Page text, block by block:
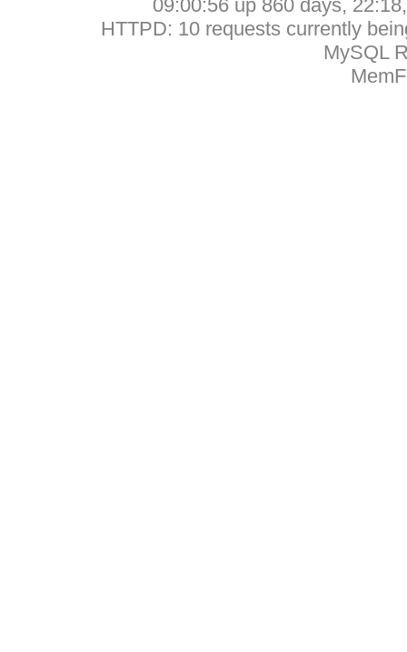
09:00:56 up 860 days,
HTTPD: 10 requests currently
MySQL